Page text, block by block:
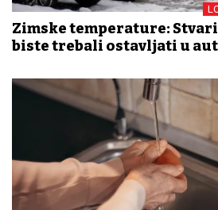
Zimske temperature:
biste trebali ostavljati u